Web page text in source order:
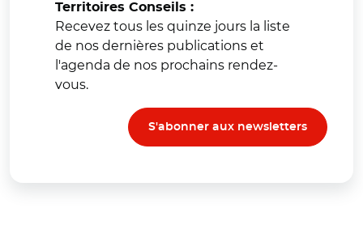
Territoires Conseils :
Recevez tous les quinze jours la liste
de nos dernières publications et
l'agenda de nos prochains rendez-
vous.
S'abonner aux newsletters